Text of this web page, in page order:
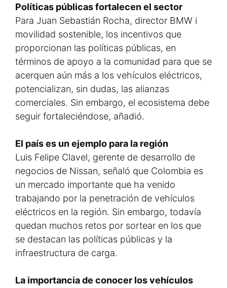
Políticas públicas fortalecen el sector
Para Juan Sebastián Rocha, director BMW i
movilidad sostenible, los incentivos que
proporcionan las políticas públicas, en
términos de apoyo a la comunidad para que se
acerquen aún más a los vehículos eléctricos,
potencializan, sin dudas, las alianzas
comerciales. Sin embargo, el ecosistema debe
seguir fortaleciéndose, añadió.
El país es un ejemplo para la región
Luis Felipe Clavel, gerente de desarrollo de
negocios de Nissan, señaló que Colombia es
un mercado importante que ha venido
trabajando por la penetración de vehículos
eléctricos en la región. Sin embargo, todavía
quedan muchos retos por sortear en los que
se destacan las políticas públicas y la
infraestructura de carga.
La importancia de conocer los vehículos